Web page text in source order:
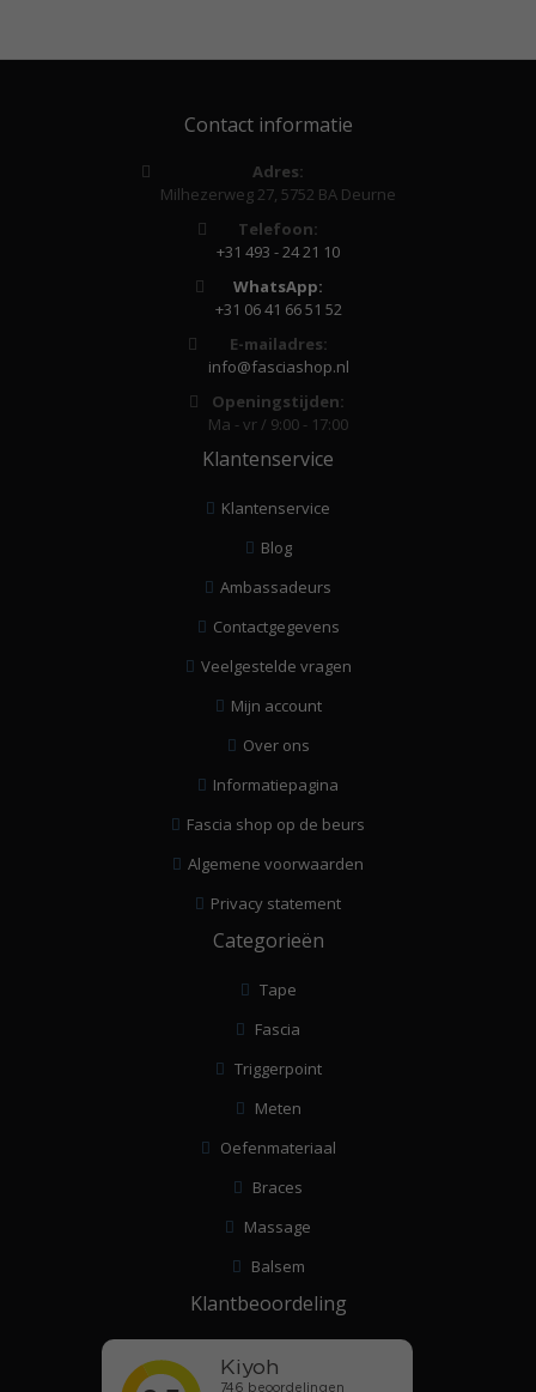
Contact informatie
Adres:
Milhezerweg 27, 5752 BA Deurne
Telefoon:
+31 493 - 24 21 10
WhatsApp:
+31 06 41 66 51 52
E-mailadres:
info@fasciashop.nl
Openingstijden:
Ma - vr / 9:00 - 17:00
Klantenservice
Klantenservice
Blog
Ambassadeurs
Contactgegevens
Veelgestelde vragen
Mijn account
Over ons
Informatiepagina
Fascia shop op de beurs
Algemene voorwaarden
Privacy statement
Categorieën
Tape
Fascia
Triggerpoint
Meten
Oefenmateriaal
Braces
Massage
Balsem
Klantbeoordeling